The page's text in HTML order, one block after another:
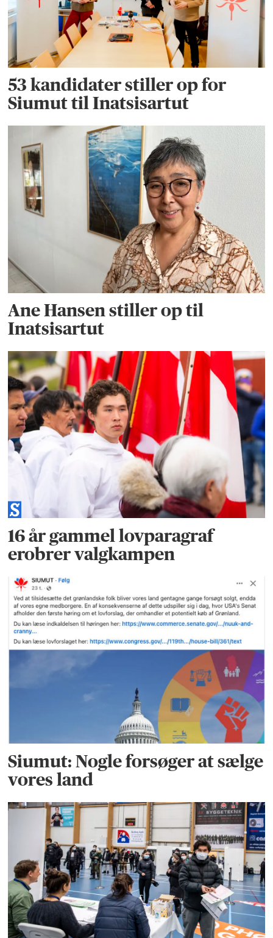
53 kandidater stiller op for
Siumut til Inatsisartut
Ane Hansen stiller op til
Inatsisartut
16 år gammel lovparagraf
erobrer valgkampen
Siumut: Nogle forsøger at sælge
vores land